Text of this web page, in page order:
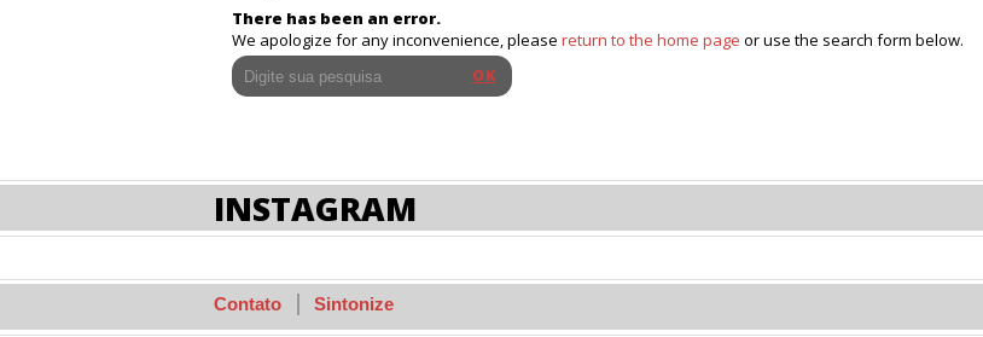
There has been an error.
We apologize for any inconvenience, please return to the home page or use the search form below.
INSTAGRAM
Contato Sintonize